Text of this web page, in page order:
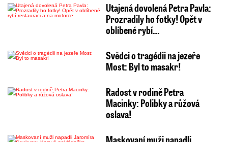
Utajená dovolená Petra Pavla:
Prozradily ho fotky! Opět v
oblíbené rybí…
Svědci o tragédii na jezeře
Most: Byl to masakr!
Radost v rodině Petra
Macinky: Polibky a růžová
oslava!
Maskovaní muži napadli